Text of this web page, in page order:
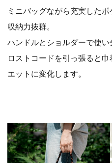
ミニバッグながら充実した
収納力抜群。
ハンドルとショルダーで使
ロストコードを引っ張ると
エットに変化します。